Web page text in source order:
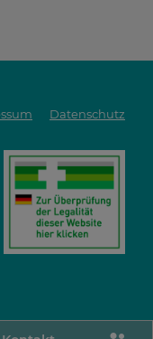
Datenschutz